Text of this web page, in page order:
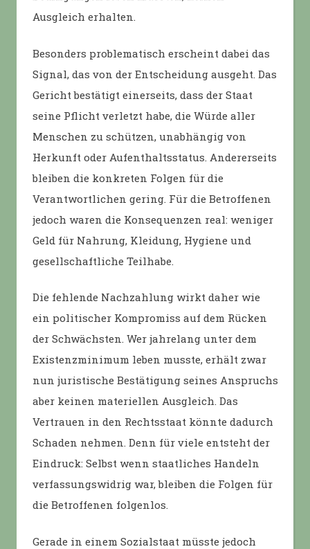
Ausgleich erhalten.
Besonders problematisch erscheint dabei das
Signal, das von der Entscheidung ausgeht. Das
Gericht bestätigt einerseits, dass der Staat
seine Pflicht verletzt habe, die Würde aller
Menschen zu schützen, unabhängig von
Herkunft oder Aufenthaltsstatus. Andererseits
bleiben die konkreten Folgen für die
Verantwortlichen gering. Für die Betroffenen
jedoch waren die Konsequenzen real: weniger
Geld für Nahrung, Kleidung, Hygiene und
gesellschaftliche Teilhabe.
Die fehlende Nachzahlung wirkt daher wie
ein politischer Kompromiss auf dem Rücken
der Schwächsten. Wer jahrelang unter dem
Existenzminimum leben musste, erhält zwar
nun juristische Bestätigung seines Anspruchs
aber keinen materiellen Ausgleich. Das
Vertrauen in den Rechtsstaat könnte dadurch
Schaden nehmen. Denn für viele entsteht der
Eindruck: Selbst wenn staatliches Handeln
verfassungswidrig war, bleiben die Folgen für
die Betroffenen folgenlos.
Gerade in einem Sozialstaat müsste jedoch